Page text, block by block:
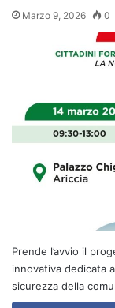
Marzo 9, 2026 0
Prende l’avvio il
innovativa dedicata
sicurezza della